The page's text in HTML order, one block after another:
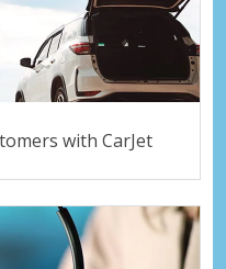
with CarJet